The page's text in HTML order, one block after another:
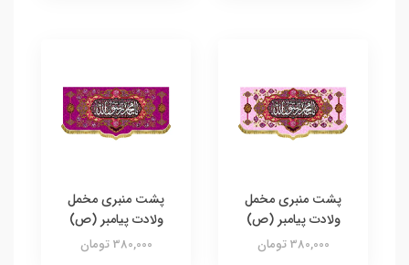
پشت منبری مخمل
ولادت پیامبر (ص)
380,000 تومان
پشت منبری مخمل
ولادت پیامبر (ص)
380,000 تومان